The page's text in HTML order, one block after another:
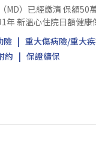
年 新溫心住院日額健
險 重大傷病險/重大
約
保證續保